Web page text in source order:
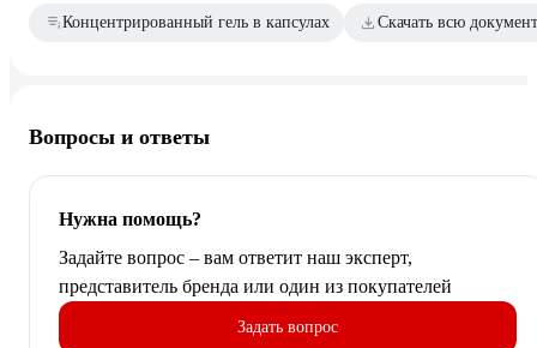
Концентрированный гель в капсулах Скачать всю
Вопросы и ответы
Нужна помощь?
Задайте вопрос – вам ответит наш эксперт,
представитель бренда или один из покупателей
Задать вопрос